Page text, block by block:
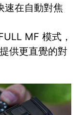
速在自動對焦
MF 模式，
供更直覺的對